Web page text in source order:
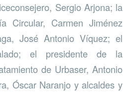
Sergio Arjona; la
Circular, Carmen Jiménez
José Antonio Víquez; el
el presidente de la
de Urbaser, Antonio
Óscar Naranjo y alcaldes y